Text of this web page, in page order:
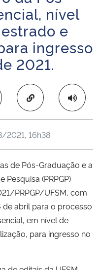
Comunicações
Humanos
nível
e
ingresso
2021.
Copiar para área
2021, 16h38
de Pós-Graduação e a
(PRPGP)
PRPGP/UFSM, com
de abril para o processo
em nível de
para ingresso no